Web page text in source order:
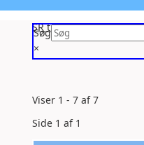
SR trade» Arduino
Søg
×
Viser 1 - 7 af 7
Side 1 af 1